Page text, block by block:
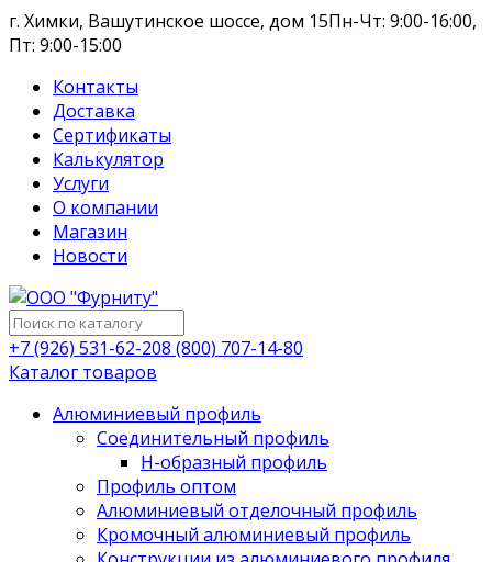
г. Химки, Вашутинское шоссе, дом 15Пн-Чт: 9:00-16:00,
Пт: 9:00-15:00
Контакты
Доставка
Сертификаты
Калькулятор
Услуги
О компании
Магазин
Новости
+7 (926) 531-62-208 (800) 707-14-80
Каталог товаров
Алюминиевый профиль
Соединительный профиль
Н-образный профиль
Профиль оптом
Алюминиевый отделочный профиль
Кромочный алюминиевый профиль